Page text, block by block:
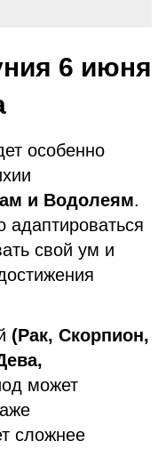
6 июня
особенно
и Водолеям.
адаптироваться
свой ум и
(Рак, Скорпион,
может
сложнее